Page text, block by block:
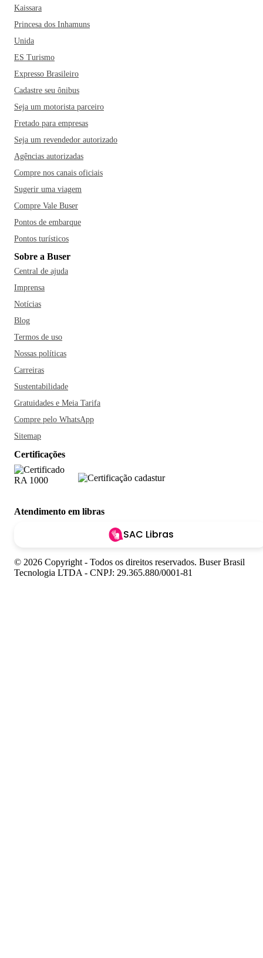
Kaissara
Princesa dos Inhamuns
Unida
ES Turismo
Expresso Brasileiro
Cadastre seu ônibus
Seja um motorista parceiro
Fretado para empresas
Seja um revendedor autorizado
Agências autorizadas
Compre nos canais oficiais
Sugerir uma viagem
Compre Vale Buser
Pontos de embarque
Pontos turísticos
Sobre a Buser
Central de ajuda
Imprensa
Notícias
Blog
Termos de uso
Nossas políticas
Carreiras
Sustentabilidade
Gratuidades e Meia Tarifa
Compre pelo WhatsApp
Sitemap
Certificações
Atendimento em libras
SAC Libras
© 2026 Copyright - Todos os direitos reservados. Buser Brasil
Tecnologia LTDA - CNPJ: 29.365.880/0001-81